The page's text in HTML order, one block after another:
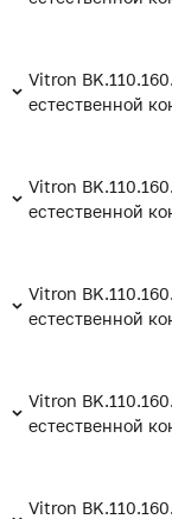
Vitron
естественной
Vitron
естественной
Vitron
естественной
Vitron
естественной
Vitron